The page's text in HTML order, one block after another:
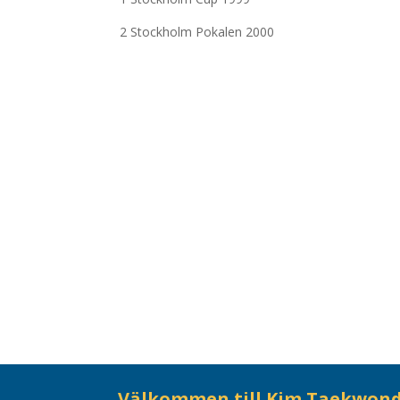
2 Stockholm Pokalen 2000